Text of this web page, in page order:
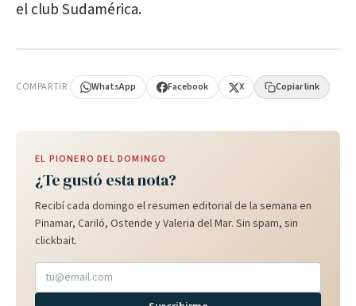
el club Sudamérica.
COMPARTIR WhatsApp Facebook X Copiar link
EL PIONERO DEL DOMINGO
¿Te gustó esta nota?
Recibí cada domingo el resumen editorial de la semana en
Pinamar, Cariló, Ostende y Valeria del Mar. Sin spam, sin
clickbait.